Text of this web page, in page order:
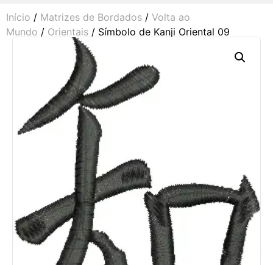
Início / Matrizes de Bordados / Volta ao
Mundo / Orientais / Símbolo de Kanji Oriental 09